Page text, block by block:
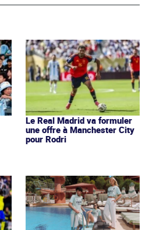
Le Real Madrid va formuler
une offre à Manchester City
pour Rodri